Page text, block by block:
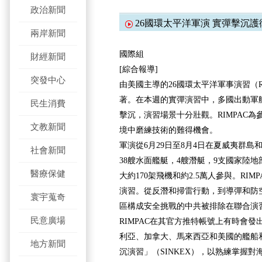
政治新聞
兩岸新聞
財經新聞
突發中心
民生消費
文教新聞
社會新聞
醫療保健
寰宇蒐奇
民意廣場
地方新聞
26國環太平洋軍演 實彈擊沉護
國際組
[綜合報導]
由美國主導的26國環太平洋軍事演習（
著。在本週的實彈演習中，多國出動
擊沉，演習場景十分壯觀。RIMPAC為
境中磨練技術的難得機會。
軍演從6月29日至8月4日在夏威夷群島
38艘水面艦艇，4艘潛艇，9支國家陸
大約170架飛機和約2.5萬人參與。
演習。從反潛和掃雷行動，到導彈和
區構成安全挑戰的中共被排除在聯合演
RIMPAC在其官方推特帳號上有時會發
利亞、加拿大、馬來西亞和美國的艦船
沉演習」（SINKEX），以熟練掌握對